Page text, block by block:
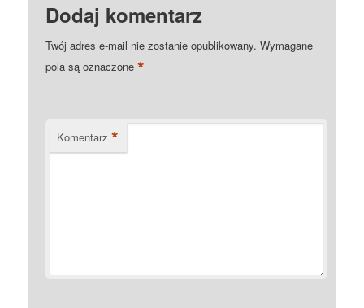
Dodaj komentarz
Twój adres e-mail nie zostanie opublikowany. Wymagane
pola są oznaczone*
Komentarz *